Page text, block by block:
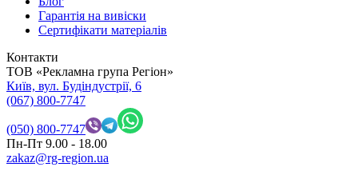
Гарантія на вивіски
Сертифікати матеріалів
Контакти
ТОВ «Рекламна група Регіон»
Київ, вул. Будіндустрії, 6
(067) 800-7747
(050) 800-7747
Пн-Пт 9.00 - 18.00
zakaz@rg-region.ua